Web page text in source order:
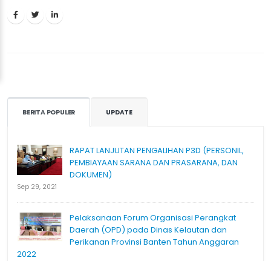
BERITA POPULER UPDATE
RAPAT LANJUTAN PENGALIHAN P3D (PERSONIL,
PEMBIAYAAN SARANA DAN PRASARANA, DAN
DOKUMEN)
Sep 29, 2021
Pelaksanaan Forum Organisasi Perangkat
Daerah (OPD) pada Dinas Kelautan dan
Perikanan Provinsi Banten Tahun Anggaran
2022